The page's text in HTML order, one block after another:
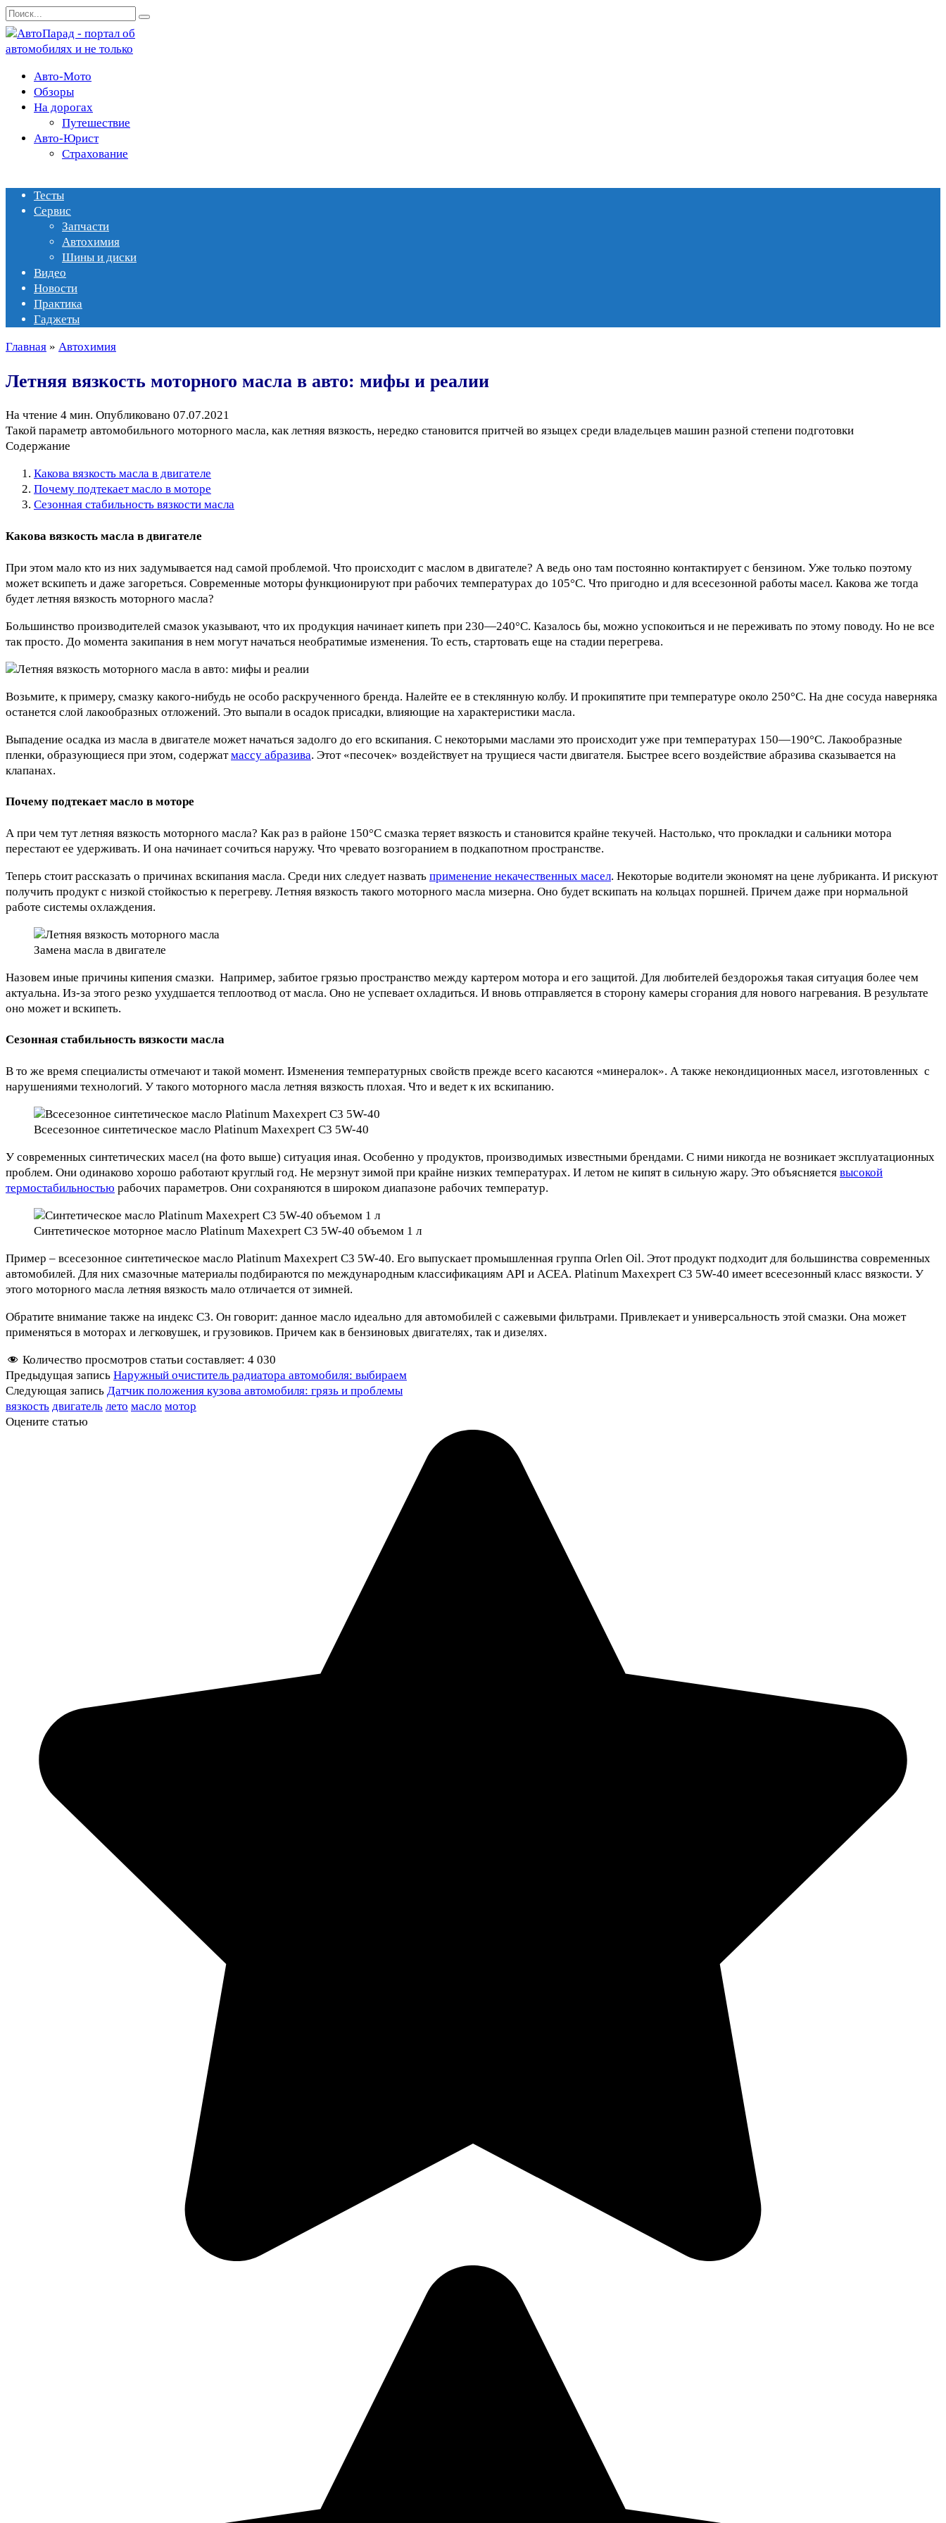
Перейти
к
содержанию
Search
for:
Авто-Мото
Обзоры
На дорогах
Путешествие
Авто-Юрист
Страхование
Тесты
Сервис
Запчасти
Автохимия
Шины и диски
Видео
Новости
Практика
Гаджеты
Главная » Автохимия
Летняя вязкость моторного масла в авто: мифы и реалии
На чтение 4 мин. Опубликовано 07.07.2021
Такой параметр автомобильного моторного масла, как летняя вязкость, нередко становится притчей во языцех среди владельцев машин разной степени подготовки
Содержание
Какова вязкость масла в двигателе
Почему подтекает масло в моторе
Сезонная стабильность вязкости масла
Какова вязкость масла в двигателе
При этом мало кто из них задумывается над самой проблемой. Что происходит с маслом в двигателе? А ведь оно там постоянно контактирует с бензином. Уже только поэтому
может вскипеть и даже загореться. Современные моторы функционируют при рабочих температурах до 105°С. Что пригодно и для всесезонной работы масел. Какова же тогда
будет летняя вязкость моторного масла?
Большинство производителей смазок указывают, что их продукция начинает кипеть при 230—240°С. Казалось бы, можно успокоиться и не переживать по этому поводу. Но не все
так просто. До момента закипания в нем могут начаться необратимые изменения. То есть, стартовать еще на стадии перегрева.
Возьмите, к примеру, смазку какого-нибудь не особо раскрученного бренда. Налейте ее в стеклянную колбу. И прокипятите при температуре около 250°С. На дне сосуда наверняка
останется слой лакообразных отложений. Это выпали в осадок присадки, влияющие на характеристики масла.
Выпадение осадка из масла в двигателе может начаться задолго до его вскипания. С некоторыми маслами это происходит уже при температурах 150—190°С. Лакообразные
пленки, образующиеся при этом, содержатмассу абразива. Этот «песочек» воздействует на трущиеся части двигателя. Быстрее всего воздействие абразива сказывается на
клапанах.
Почему подтекает масло в моторе
А при чем тут летняя вязкость моторного масла? Как раз в районе 150°С смазка теряет вязкость и становится крайне текучей. Настолько, что прокладки и сальники мотора
перестают ее удерживать. И она начинает сочиться наружу. Что чревато возгоранием в подкапотном пространстве.
Теперь стоит рассказать о причинах вскипания масла. Среди них следует назвать применение некачественных масел. Некоторые водители экономят на цене лубриканта. И рискуют
получить продукт с низкой стойкостью к перегреву. Летняя вязкость такого моторного масла мизерна. Оно будет вскипать на кольцах поршней. Причем даже при нормальной
работе системы охлаждения.
Замена масла в двигателе
Назовем иные причины кипения смазки. Например, забитое грязью пространство между картером мотора и его защитой. Для любителей бездорожья такая ситуация более чем
актуальна. Из-за этого резко ухудшается теплоотвод от масла. Оно не успевает охладиться. И вновь отправляется в сторону камеры сгорания для нового нагревания. В результате
оно может и вскипеть.
Сезонная стабильность вязкости масла
В то же время специалисты отмечают и такой момент. Изменения температурных свойств прежде всего касаются «минералок». А также некондиционных масел, изготовленных с
нарушениями технологий. У такого моторного масла летняя вязкость плохая. Что и ведет к их вскипанию.
Всесезонное синтетическое масло Platinum Maxexpert C3 5W-40
У современных синтетических масел (на фото выше) ситуация иная. Особенно у продуктов, производимых известными брендами. С ними никогда не возникает эксплуатационных
проблем. Они одинаково хорошо работают круглый год. Не мерзнут зимой при крайне низких температурах. И летом не кипят в сильную жару. Это объясняется высокой
термостабильностью рабочих параметров. Они сохраняются в широком диапазоне рабочих температур.
Синтетическое моторное масло Platinum Maxexpert C3 5W-40 объемом 1 л
Пример – всесезонное синтетическое масло Platinum Maxexpert C3 5W-40. Его выпускает промышленная группа Orlen Oil. Этот продукт подходит для большинства современных
автомобилей. Для них смазочные материалы подбираются по международным классификациям API и ACEA. Platinum Maxexpert C3 5W-40 имеет всесезонный класс вязкости. У
этого моторного масла летняя вязкость мало отличается от зимней.
Обратите внимание также на индекс C3. Он говорит: данное масло идеально для автомобилей с сажевыми фильтрами. Привлекает и универсальность этой смазки. Она может
применяться в моторах и легковушек, и грузовиков. Причем как в бензиновых двигателях, так и дизелях.
Количество просмотров статьи составляет: 4 030
Предыдущая запись Наружный очиститель радиатора автомобиля: выбираем
Следующая запись Датчик положения кузова автомобиля: грязь и проблемы
вязкость двигатель лето масло мотор
Оцените статью